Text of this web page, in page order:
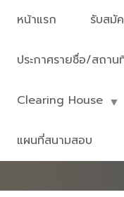
content
รับส
พระนค
หน้าแรก รับสมั
ประกาศรายชื่อ/สถา
Clearing House
แผนที่สนามสอบ